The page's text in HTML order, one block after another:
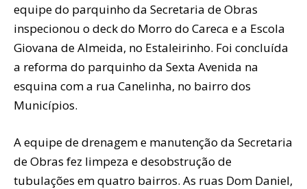
equipe do parquinho da Secretaria de Obras
inspecionou o deck do Morro do Careca e a Escola
Giovana de Almeida, no Estaleirinho. Foi concluída
a reforma do parquinho da Sexta Avenida na
esquina com a rua Canelinha, no bairro dos
Municípios.
A equipe de drenagem e manutenção da Secretaria
de Obras fez limpeza e desobstrução de
tubulações em quatro bairros. As ruas Dom Daniel,